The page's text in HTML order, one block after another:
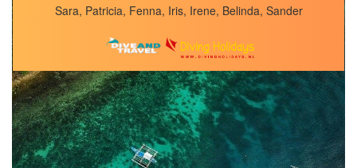
Sara, Patricia, Fenna, Iris, Irene, Belinda, Sander